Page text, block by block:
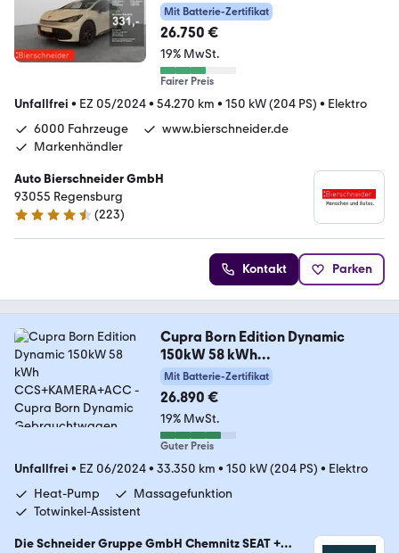
Mit Batterie-Zertifikat
26.750 €
19% MwSt.
Fairer Preis
Unfallfrei • EZ 05/2024• 54.270 km • 150 kW (204 PS) • Elektro
6000 Fahrzeuge
www.bierschneider.de
Markenhändler
Auto Bierschneider GmbH
93055 Regensburg
4.4 Sterne
(223)
Kontakt Parken
Cupra Born Edition Dynamic
150kW 58 kWh
CCS+KAMERA+ACC
Mit Batterie-Zertifikat
26.890 €
19% MwSt.
Guter Preis
Unfallfrei • EZ 06/2024• 33.350 km • 150 kW (204 PS) • Elektro
Heat-Pump
Massagefunktion
Totwinkel-Assistent
Die Schneider Gruppe GmbH Chemnitz SEAT +